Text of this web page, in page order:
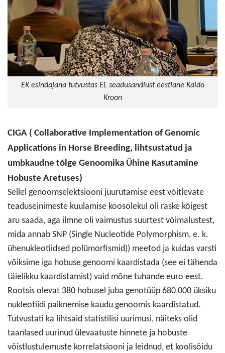
EK esindajana tutvustas EL seadusandlust eestlane Kaido
Kroon
CIGA ( Collaborative Implementation of Genomic
Applications in Horse Breeding, lihtsustatud ja
umbkaudne tõlge Genoomika Ühine Kasutamine
Hobuste Aretuses)
Sellel genoomselektsiooni juurutamise eest võitlevate
teaduseinimeste kuulamise koosolekul oli raske kõigest
aru saada, aga ilmne oli vaimustus suurtest võimalustest,
mida annab SNP (Single Nucleotide Polymorphism, e. k.
ühenukleotiidsed polümorfismid)) meetod ja kuidas varsti
võiksime iga hobuse genoomi kaardistada (see ei tähenda
täielikku kaardistamist) vaid mõne tuhande euro eest.
Rootsis olevat 380 hobusel juba genotüüp 680 000 üksiku
nukleotiidi paiknemise kaudu genoomis kaardistatud.
Tutvustati ka lihtsaid statistilisi uurimusi, näiteks olid
taanlased uurinud ülevaatuste hinnete ja hobuste
võistlustulemuste korrelatsiooni ja leidnud, et koolisõidu